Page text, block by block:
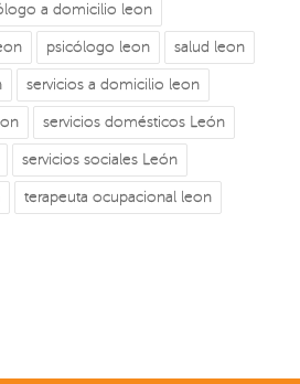
a domicilio leon
psicólogo leon salud leon
servicios a domicilio leon
servicios domésticos León
servicios sociales León
terapeuta ocupacional leon